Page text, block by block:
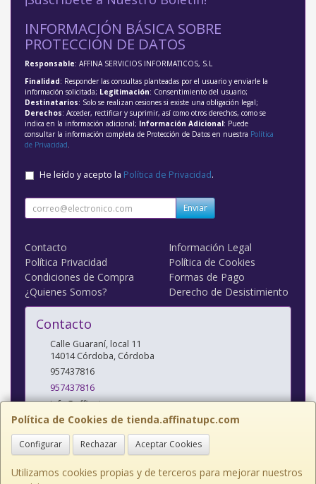
Política de Cookies de tienda.affinatupc.com
Configurar Rechazar Aceptar Cookies
Utilizamos cookies propias y de terceros para mejorar nuestros
INFORMACIÓN BÁSICA SOBRE
PROTECCIÓN DE DATOS
Responsable: AFFINA SERVICIOS INFORMATICOS, S.L
Finalidad: Responder las consultas planteadas por el usuario y enviarle la
información solicitada; Legitimación: Consentimiento del usuario;
Destinatarios: Solo se realizan cesiones si existe una obligación legal;
Derechos: Acceder, rectificar y suprimir, así como otros derechos, como se
indica en la información adicional; Información Adicional: Puede
consultar la información completa de Protección de Datos en nuestra Política
de Privacidad.
He leído y acepto la Política de Privacidad.
Enviar
Contacto
Información Legal
Política Privacidad
Política de Cookies
Condiciones de Compra
Formas de Pago
¿Quienes Somos?
Derecho de Desistimiento
Contacto
Calle Guaraní, local 11
14014 Córdoba, Córdoba
957437816
957437816
info@affinatupc.com
Horario
10:00 a 13:30 y 17:00 a 20:30h Lunes a Viernes